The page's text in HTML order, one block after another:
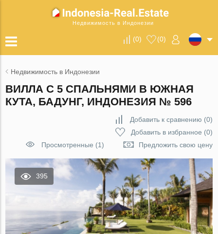
Недвижимость в Индонезии
(0) (0)
Недвижимость в Индонезии
ВИЛЛА С 5 СПАЛЬНЯМИ В ЮЖНАЯ
КУТА, БАДУНГ, ИНДОНЕЗИЯ № 596
Добавить к сравнению (0)
Добавить в избранное (0)
Просмотренные (1)
Предложить свою цену
395